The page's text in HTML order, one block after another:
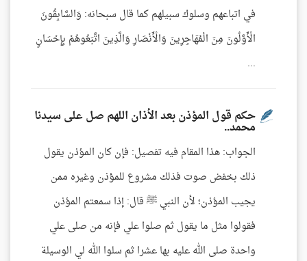
في اتباعهم وسلوك سبيلهم كما قال سبحانه: وَالسَّابِقُونَ
الْأَوَّلُونَ مِنَ الْمُهَاجِرِينَ وَالْأَنْصَارِ وَالَّذِينَ اتَّبَعُوهُمْ بِإِحْسَانٍ
...
حكم قول المؤذن بعد الأذان اللهم صل على سيدنا
محمد..
الجواب: هذا المقام فيه تفصيل: فإن كان المؤذن يقول
ذلك بخفض صوت فذلك مشروع للمؤذن وغيره ممن
يجيب المؤذن؛ لأن النبي ﷺ قال: إذا سمعتم المؤذن
فقولوا مثل ما يقول ثم صلوا علي فإنه من صلى علي
واحدة صلى الله عليه بها عشرا ثم سلوا الله لي الوسيلة